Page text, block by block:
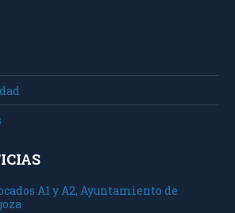
A1 y A2, Ayuntamiento de